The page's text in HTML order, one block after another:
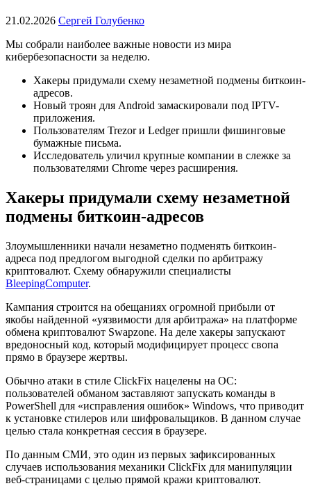
21.02.2026 Сергей Голубенко
Мы собрали наиболее важные новости из мира
кибербезопасности за неделю.
Хакеры придумали схему незаметной подмены биткоин-
адресов.
Новый троян для Android замаскировали под IPTV-
приложения.
Пользователям Trezor и Ledger пришли фишинговые
бумажные письма.
Исследователь уличил крупные компании в слежке за
пользователями Chrome через расширения.
Хакеры придумали схему незаметной
подмены биткоин-адресов
Злоумышленники начали незаметно подменять биткоин-
адреса под предлогом выгодной сделки по арбитражу
криптовалют. Схему обнаружили специалисты
BleepingComputer.
Кампания строится на обещаниях огромной прибыли от
якобы найденной «уязвимости для арбитража» на платформе
обмена криптовалют Swapzone. На деле хакеры запускают
вредоносный код, который модифицирует процесс свопа
прямо в браузере жертвы.
Обычно атаки в стиле ClickFix нацелены на ОС:
пользователей обманом заставляют запускать команды в
PowerShell для «исправления ошибок» Windows, что приводит
к установке стилеров или шифровальщиков. В данном случае
целью стала конкретная сессия в браузере.
По данным СМИ, это один из первых зафиксированных
случаев использования механики ClickFix для манипуляции
веб-страницами с целью прямой кражи криптовалют.